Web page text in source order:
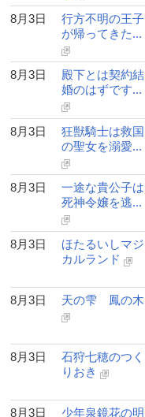
8月3日
行方不明の王子
が帰ってきた...
8月3日
殿下とは契約結
婚のはずです...
8月3日
狂獣騎士は救国
の聖女を溺愛...
8月3日
一途な貴公子は
死神令嬢を逃...
8月3日
ほたるいしマジ
カルランド
8月3日 天の雫 鳳の木
8月3日
石狩七穂のつく
りおき
8月3日
少年泉鏡花の明